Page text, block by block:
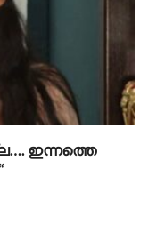
ഇന്നത്തെ